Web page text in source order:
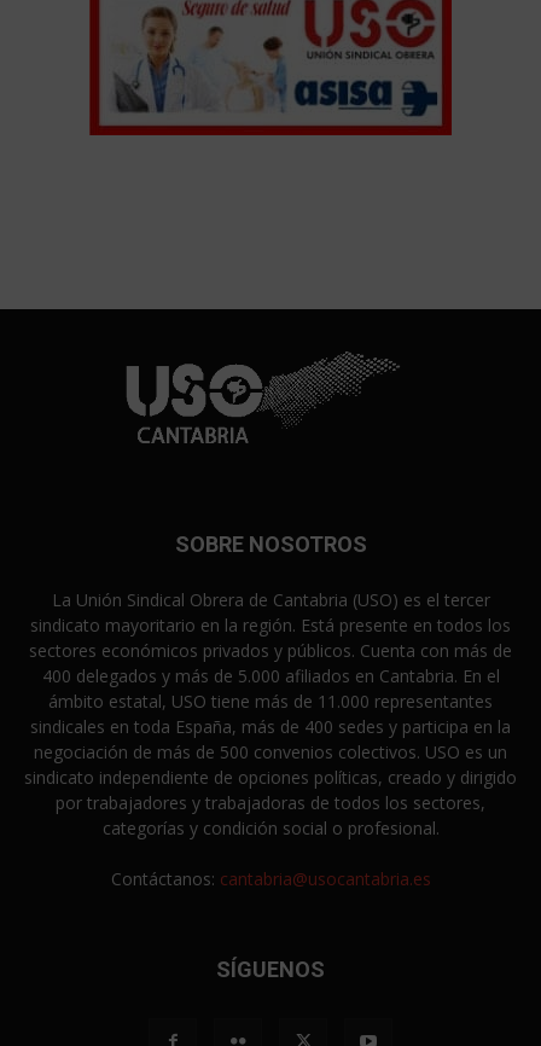
SOBRE NOSOTROS
La Unión Sindical Obrera de Cantabria (USO) es el tercer
sindicato mayoritario en la región. Está presente en todos los
sectores económicos privados y públicos. Cuenta con más de
400 delegados y más de 5.000 afiliados en Cantabria. En el
ámbito estatal, USO tiene más de 11.000 representantes
sindicales en toda España, más de 400 sedes y participa en la
negociación de más de 500 convenios colectivos. USO es un
sindicato independiente de opciones políticas, creado y dirigido
por trabajadores y trabajadoras de todos los sectores,
categorías y condición social o profesional.
Contáctanos: cantabria@usocantabria.es
SÍGUENOS